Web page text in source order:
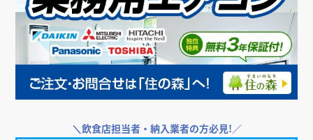
＼飲食店担当者・納入業者の方必見!／